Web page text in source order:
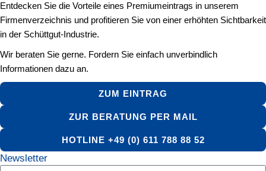
Entdecken Sie die Vorteile eines Premiumeintrags in unserem
Firmenverzeichnis und profitieren Sie von einer erhöhten Sichtbarkeit
in der Schüttgut-Industrie.
Wir beraten Sie gerne. Fordern Sie einfach unverbindlich
Informationen dazu an.
ZUM EINTRAG
ZUR BERATUNG PER MAIL
HOTLINE +49 (0) 611 788 88 52
Newsletter